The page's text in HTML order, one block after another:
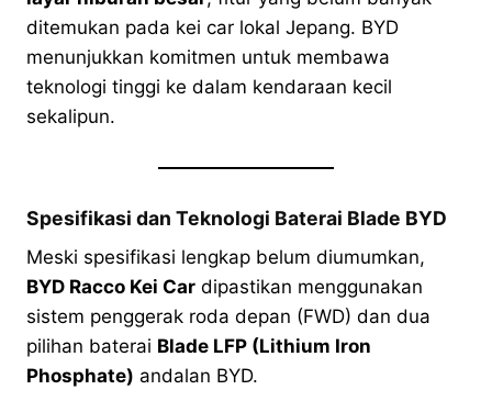
ditemukan pada kei car lokal Jepang. BYD
menunjukkan komitmen untuk membawa
teknologi tinggi ke dalam kendaraan kecil
sekalipun.
Spesifikasi dan Teknologi Baterai Blade BYD
Meski spesifikasi lengkap belum diumumkan,
BYD Racco Kei Car dipastikan menggunakan
sistem penggerak roda depan (FWD) dan dua
pilihan baterai Blade LFP (Lithium Iron
Phosphate) andalan BYD.